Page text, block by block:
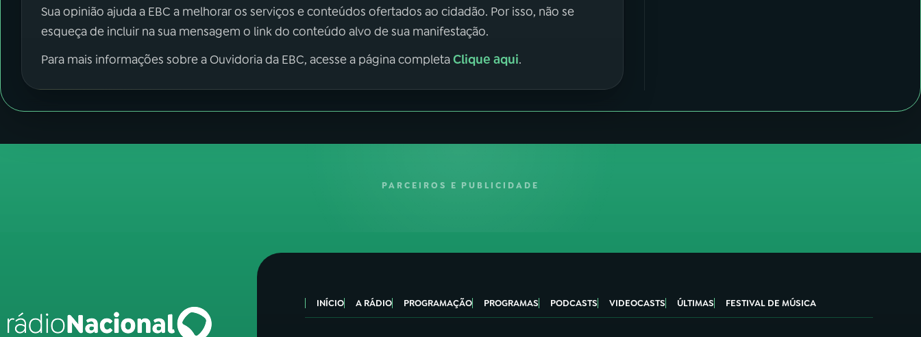
Sua opinião ajuda a EBC a melhorar os serviços e conteúdos ofertados ao cidadão. Por isso, não se
esqueça de incluir na sua mensagem o link do conteúdo alvo de sua manifestação.
Para mais informações sobre a Ouvidoria da EBC, acesse a página completaClique aqui.
PARCEIROS E PUBLICIDADE
INÍCIO A RÁDIO PROGRAMAÇÃO PROGRAMAS PODCASTS VIDEOCASTS ÚLTIMAS FESTIVAL DE MÚSICA